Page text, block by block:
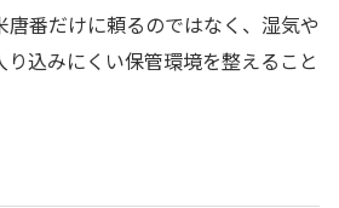
番だけに頼るのではなく、湿気や
込みにくい保管環境を整えること